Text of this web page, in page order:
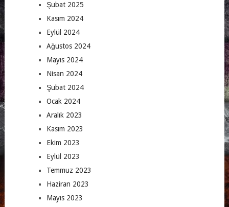
Şubat 2025
Kasım 2024
Eylül 2024
Ağustos 2024
Mayıs 2024
Nisan 2024
Şubat 2024
Ocak 2024
Aralık 2023
Kasım 2023
Ekim 2023
Eylül 2023
Temmuz 2023
Haziran 2023
Mayıs 2023